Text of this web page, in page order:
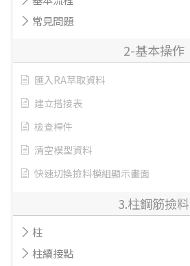
常見問題
2-基本操作
匯入RA萃取資料
建立搭接表
檢查桿件
清空模型資料
快速切換撿料模組顯示畫面
3.柱鋼筋撿料
柱
柱續接點